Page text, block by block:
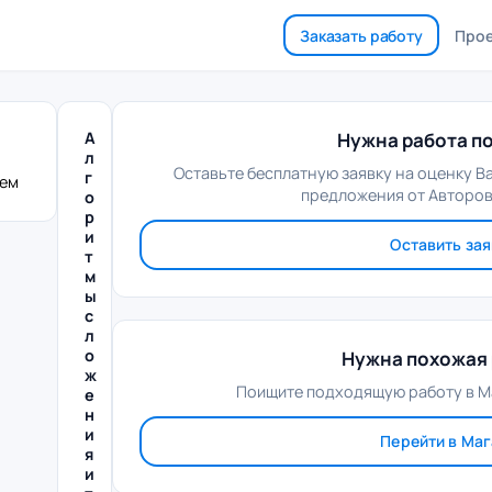
Заказать работу
А
л
г
о
р
и
т
м
ы
с
л
о
ж
е
н
и
я
и
Нужна работа
Оставьте бесплатную заявку на оценку
предложения от
Оставить
Нужна похожая
Поищите подходящую работу в
Перейти в